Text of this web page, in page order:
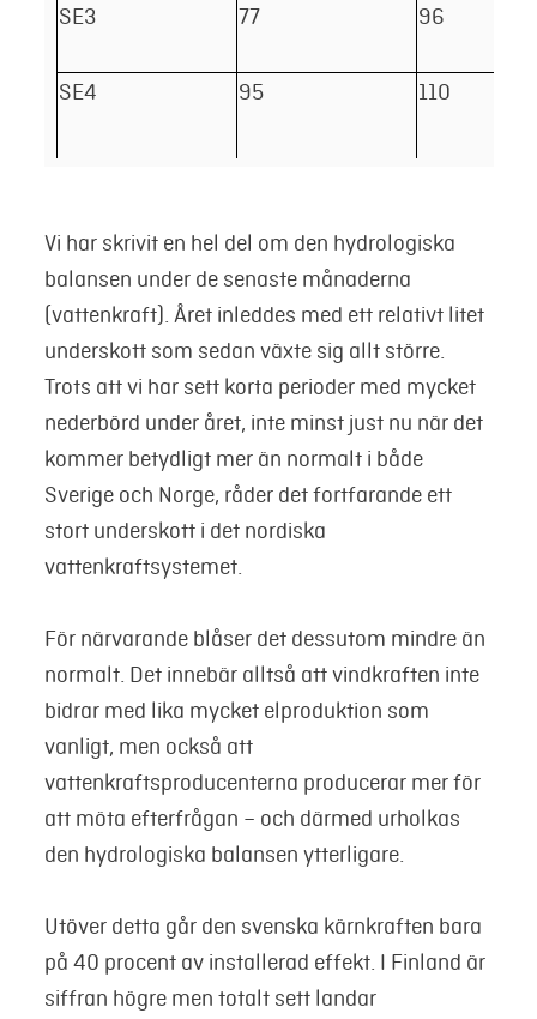
SE3 77 96
SE4 95 110
Vi har skrivit en hel del om den hydrologiska
balansen under de senaste månaderna
(vattenkraft). Året inleddes med ett relativt litet
underskott som sedan växte sig allt större.
Trots att vi har sett korta perioder med mycket
nederbörd under året, inte minst just nu när det
kommer betydligt mer än normalt i både
Sverige och Norge, råder det fortfarande ett
stort underskott i det nordiska
vattenkraftsystemet.
För närvarande blåser det dessutom mindre än
normalt. Det innebär alltså att vindkraften inte
bidrar med lika mycket elproduktion som
vanligt, men också att
vattenkraftsproducenterna producerar mer för
att möta efterfrågan – och därmed urholkas
den hydrologiska balansen ytterligare.
Utöver detta går den svenska kärnkraften bara
på 40 procent av installerad effekt. I Finland är
siffran högre men totalt sett landar